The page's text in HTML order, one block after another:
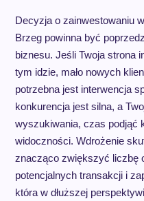
Decyzja o zainwestowaniu
Brzeg powinna być
biznesu. Jeśli Twoja strona
tym idzie, mało nowych
potrzebna jest interwencja
konkurencja jest silna, a
wyszukiwania, czas podjąć
widoczności. Wdrożenie
znacząco zwiększyć liczbę
potencjalnych transakcji i
która w dłuższej